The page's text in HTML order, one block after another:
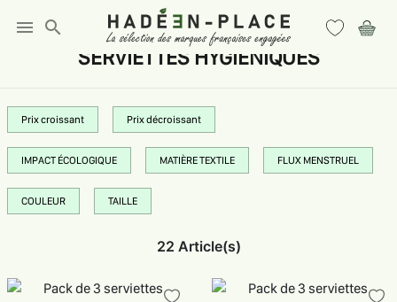
menu search
SERVIETTES HYGIENIQUES
Prix croissant Prix décroissant
IMPACT ÉCOLOGIQUE MATIÈRE TEXTILE FLUX MENSTRUEL
COULEUR TAILLE
22 Article(s)